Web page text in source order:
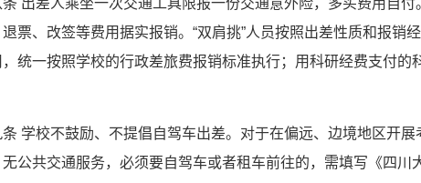
条 出差人乘坐一次交通工具限报一份交通意外险，多买费用自
票、改签等费用据实报销。“双肩挑”人员按照出差性质和报销
统一按照学校的行政差旅费报销标准执行；用科研经费支付
条 学校不鼓励、不提倡自驾车出差。对于在偏远、边境地区开
公共交通服务，必须要自驾车或者租车前往的，需填写《四